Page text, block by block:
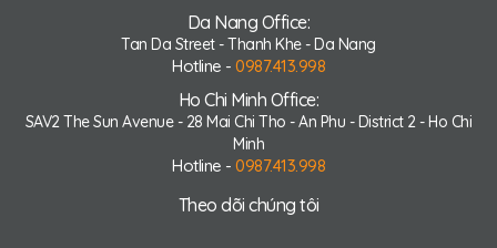
Da Nang Office:
Tan Da Street - Thanh Khe - Da Nang
Hotline - 0987.413.998
Ho Chi Minh Office:
SAV2 The Sun Avenue - 28 Mai Chi Tho - An Phu - District 2 - Ho Chi
Minh
Hotline - 0987.413.998
Theo dõi chúng tôi